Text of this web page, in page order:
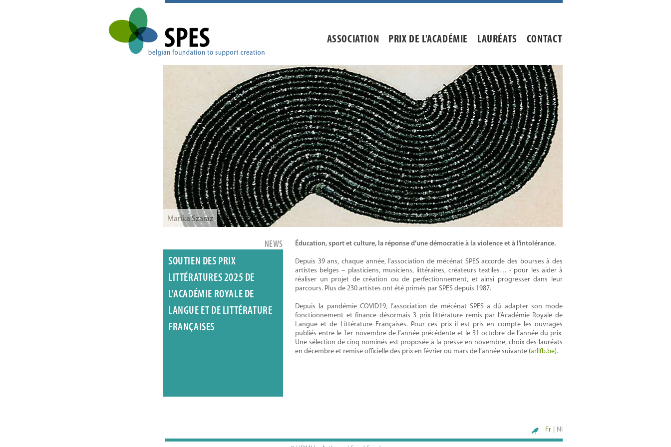
ASSOCIATION PRIX DE L'ACADÉMIE LAURÉATS CONTACT
Marika Szaraz
NEWS
SOUTIEN DES PRIX
LITTÉRATURES 2025 DE
L'ACADÉMIE ROYALE DE
LANGUE ET DE LITTÉRATURE
FRANÇAISES
Éducation, sport et culture, la réponse d’une démocratie à la violence et à l’intolérance.
Depuis 39 ans, chaque année, l’association de mécénat SPES accorde des bourses à des
artistes belges – plasticiens, musiciens, littéraires, créateurs textiles… - pour les aider à
réaliser un projet de création ou de perfectionnement, et ainsi progresser dans leur
parcours. Plus de 230 artistes ont été primés par SPES depuis 1987.
Depuis la pandémie COVID19, l’association de mécénat SPES a dû adapter son mode
fonctionnement et finance désormais 3 prix littérature remis par l’Académie Royale de
Langue et de Littérature Françaises. Pour ces prix il est pris en compte les ouvrages
publiés entre le 1er novembre de l’année précédente et le 31 octobre de l’année du prix.
Une sélection de cinq nominés est proposée à la presse en novembre, choix des lauréats
en décembre et remise officielle des prix en février ou mars de l’année suivante (arllfb.be).
Fr Nl